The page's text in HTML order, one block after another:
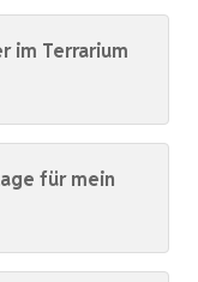
im Terrarium
für mein